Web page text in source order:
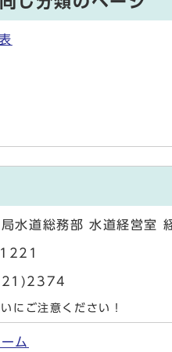
水道総務部 水道経営室
にご注意ください！
ム